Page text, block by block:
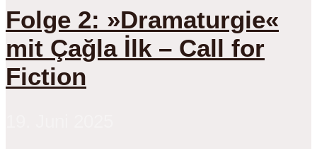
Folge 2: »Dramaturgie«
mit Çağla İlk – Call for
Fiction